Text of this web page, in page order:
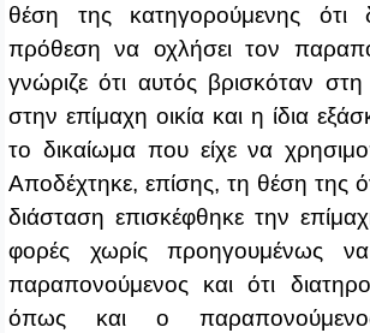
θέση της κατηγορούμενης ότι
πρόθεση να οχλήσει τον
γνώριζε ότι αυτός βρισκόταν
στην επίμαχη οικία και η ίδια
το δικαίωμα που είχε να
Αποδέχτηκε, επίσης, τη θέση της
διάσταση επισκέφθηκε την
φορές χωρίς προηγουμένως
παραπονούμενος και ότι
όπως και ο